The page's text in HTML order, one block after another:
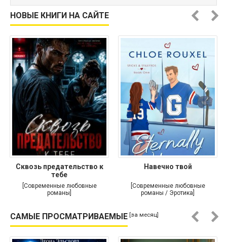
НОВЫЕ КНИГИ НА САЙТЕ
Сквозь предательство к
тебе
[Современные любовные
романы]
Навечно твой
[Современные любовные
романы / Эротика]
САМЫЕ ПРОСМАТРИВАЕМЫЕ [за месяц]